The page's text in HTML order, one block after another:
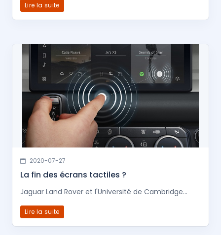
Lire la suite
2020-07-27
La fin des écrans tactiles ?
Jaguar Land Rover et l'Université de Cambridge...
Lire la suite